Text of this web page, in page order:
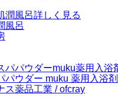
詳しく見る
風呂
パウダー muku 薬用入浴剤
ス薬品工業 / ofcray